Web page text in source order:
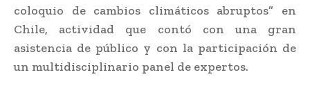
coloquio de cambios climáticos abruptos” en
Chile, actividad que contó con una gran
asistencia de público y con la participación de
un multidisciplinario panel de expertos.